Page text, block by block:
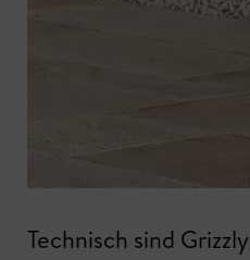
Technisch sind